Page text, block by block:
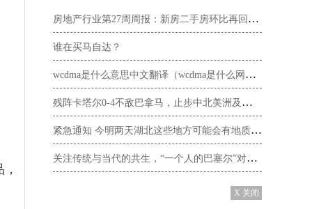
房地产行业第27周周报：新房二手房环比再回落，各地放松政策仍在持续
谁在买马自达？
wcdma是什么意思中文翻译（wcdma是什么网络）
残阵卡塔尔0-4不敌巴拿马，止步中北美洲及加勒比金杯赛八强
紧急通知 今明两天湖北这些地方可能会有地质灾害发生
关注传统与当代的共生，“一个人的巴塞尔”对话文化学者尹昌龙
X 关闭